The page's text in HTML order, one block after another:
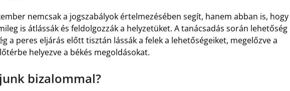
nemcsak a jogszabályok értelmezésében segít, hanem abban is, hogy
is átlássák és feldolgozzák a helyzetüket. A tanácsadás során lehetőség
a peres eljárás előtt tisztán lássák a felek a lehetőségeiket, megelőzve a
helyezve a békés megoldásokat.
bizalommal?